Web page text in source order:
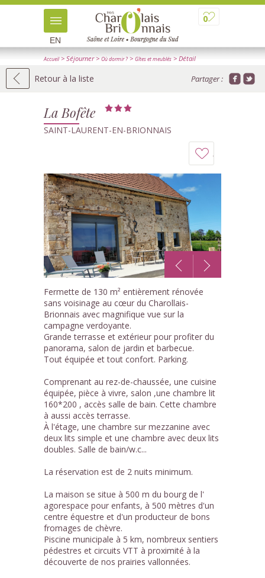
0
EN
Accueil> Séjourner> Où dormir ? > Gîtes et meublés > Détail
Retour à la liste Partager :
La Bofête
SAINT-LAURENT-EN-BRIONNAIS
à
carnet
1 /15
Fermette de 130 m² entièrement rénovée
sans voisinage au cœur du Charollais-
Brionnais avec magnifique vue sur la
campagne verdoyante.
Grande terrasse et extérieur pour profiter du
panorama, salon de jardin et barbecue.
Tout équipée et tout confort. Parking.
Comprenant au rez-de-chaussée, une cuisine
équipée, pièce à vivre, salon ,une chambre lit
160*200 , accès salle de bain. Cette chambre
à aussi accès terrasse.
À l'étage, une chambre sur mezzanine avec
deux lits simple et une chambre avec deux lits
doubles. Salle de bain/w.c...
La réservation est de 2 nuits minimum.
La maison se situe à 500 m du bourg de l'
agorespace pour enfants, à 500 mètres d'un
centre équestre et d'un producteur de bons
fromages de chèvre.
Piscine municipale à 5 km, nombreux sentiers
pédestres et circuits VTT à proximité à la
découverte de nos prairies vallonnées.